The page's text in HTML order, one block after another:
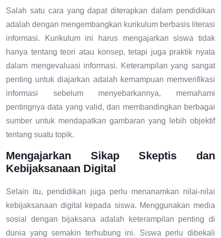
Salah satu cara yang dapat diterapkan dalam pendidikan
adalah dengan mengembangkan kurikulum berbasis literasi
informasi. Kurikulum ini harus mengajarkan siswa tidak
hanya tentang teori atau konsep, tetapi juga praktik nyata
dalam mengevaluasi informasi. Keterampilan yang sangat
penting untuk diajarkan adalah kemampuan memverifikasi
informasi sebelum menyebarkannya, memahami
pentingnya data yang valid, dan membandingkan berbagai
sumber untuk mendapatkan gambaran yang lebih objektif
tentang suatu topik.
Mengajarkan Sikap Skeptis dan
Kebijaksanaan Digital
Selain itu, pendidikan juga perlu menanamkan nilai-nilai
kebijaksanaan digital kepada siswa. Menggunakan media
sosial dengan bijaksana adalah keterampilan penting di
dunia yang semakin terhubung ini. Siswa perlu dibekali